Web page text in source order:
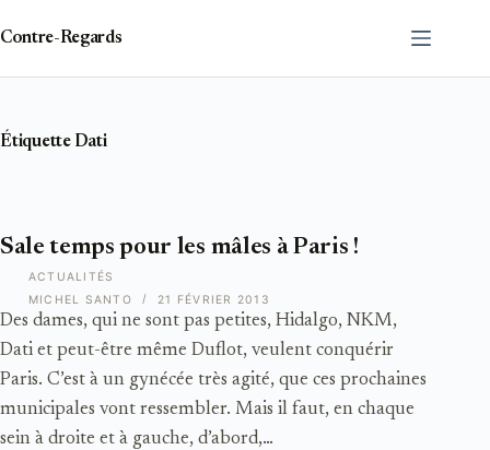
contenu
Contre-Regards
ÉtiquetteDati
ACTUALITÉS
Sale temps pour les mâles à Paris !
Des dames, qui ne sont pas petites, Hidalgo, NKM,
Dati et peut-être même Duflot, veulent conquérir
Paris. C’est à un gynécée très agité, que ces prochaines
municipales vont ressembler. Mais il faut, en chaque
sein à droite et à gauche, d’abord,…
MICHEL SANTO 21 FÉVRIER 2013